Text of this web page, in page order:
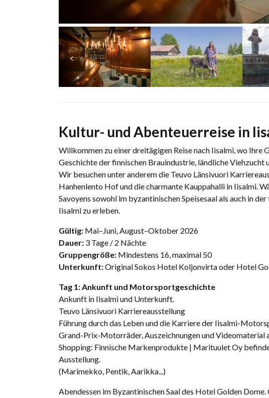
Kultur- und Abenteuerreise in
Willkommen zu einer dreitägigen Reise nach Iisalmi, wo Ihre
Geschichte der finnischen Brauindustrie, ländliche Viehzucht
Wir besuchen unter anderem die Teuvo Länsivuori
Hanhenlento Hof und die charmante Kauppahalli in Iisalmi.
Savoyens sowohl im byzantinischen Speisesaal als auch in
Iisalmi zu erleben.
Gültig: Mai–Juni, August–Oktober 2026
Dauer: 3 Tage / 2 Nächte
Gruppengröße: Mindestens 16, maximal 50
Unterkunft:Original Sokos Hotel Koljonvirta oder Hotel
Tag 1: Ankunft und Motorsportgeschichte
Ankunft in Iisalmi und Unterkunft.
Teuvo Länsivuori Karriereausstellung
Führung durch das Leben und die Karriere der Iisalmi-
Grand-Prix-Motorräder, Auszeichnungen und Videomaterial
Shopping: Finnische Markenprodukte | Marituulet Oy
Ausstellung.
(Marimekko, Pentik, Aarikka...)
Abendessen im Byzantinischen Saal des Hotel Golden Dome.